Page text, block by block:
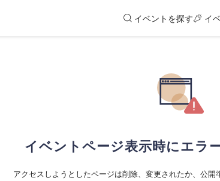
イベントを探す イ
イベントページ表示時にエラ
アクセスしようとしたページは削除、変更されたか、公開